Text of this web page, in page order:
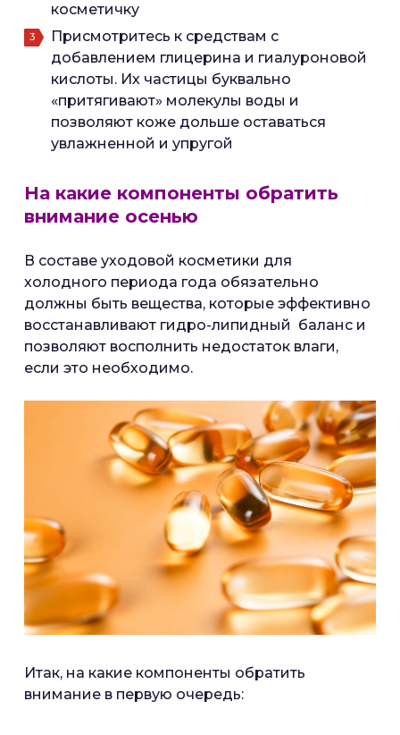
косметичку
Присмотритесь к средствам с
добавлением глицерина и гиалуроновой
кислоты. Их частицы буквально
«притягивают» молекулы воды и
позволяют коже дольше оставаться
увлажненной и упругой
На какие компоненты обратить
внимание осенью
В составе уходовой косметики для
холодного периода года обязательно
должны быть вещества, которые эффективно
восстанавливают гидро-липидный баланс и
позволяют восполнить недостаток влаги,
если это необходимо.
Итак, на какие компоненты обратить
внимание в первую очередь: